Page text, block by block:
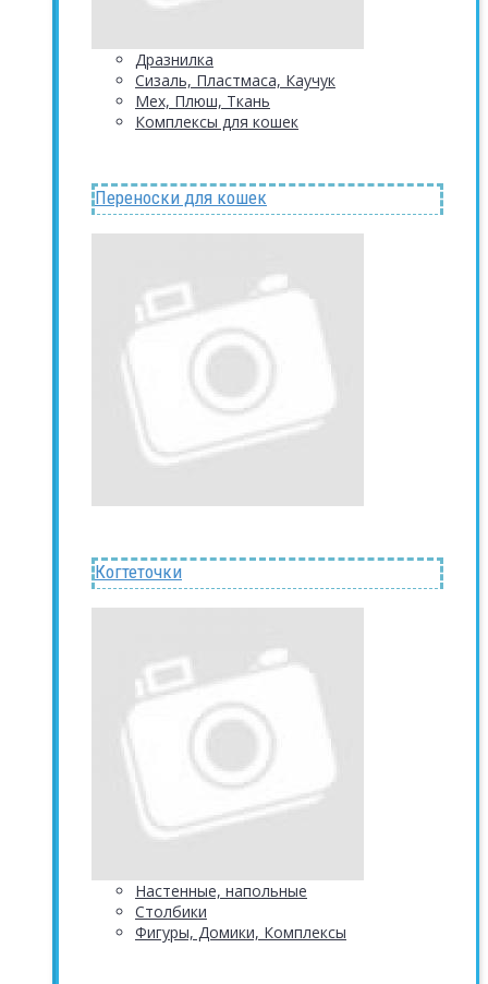
Дразнилка
Сизаль, Пластмаса, Каучук
Мех, Плюш, Ткань
Комплексы для кошек
Переноски для кошек
Когтеточки
Настенные, напольные
Столбики
Фигуры, Домики, Комплексы